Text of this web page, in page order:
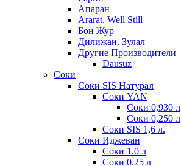
Апаран
Ararat. Well Still
Бон Жур
Дилижан. Зулал
Другие Производители
Dausuz
Соки
Соки SIS Натурал
Соки YAN
Соки 0,930 л
Соки 0,250 л
Соки SIS 1,6 л.
Соки Иджеван
Соки 1.0 л
Соки 0.25 л